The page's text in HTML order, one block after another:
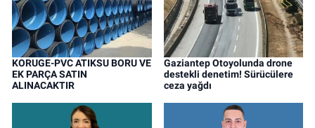
KORUGE-PVC ATIKSU BORU VE
EK PARÇA SATIN
ALINACAKTIR
Gaziantep Otoyolunda drone
destekli denetim! Sürücülere
ceza yağdı